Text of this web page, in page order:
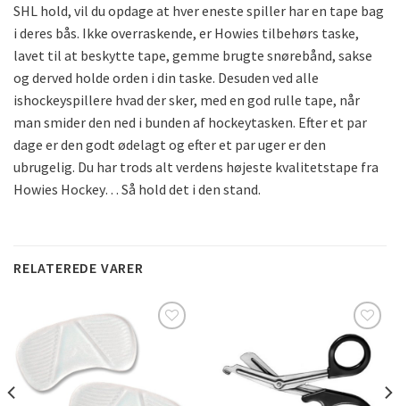
SHL hold, vil du opdage at hver eneste spiller har en tape bag
i deres bås. Ikke overraskende, er Howies tilbehørs taske,
lavet til at beskytte tape, gemme brugte snørebånd, sakse
og derved holde orden i din taske. Desuden ved alle
ishockeyspillere hvad der sker, med en god rulle tape, når
man smider den ned i bunden af hockeytasken. Efter et par
dage er den godt ødelagt og efter et par uger er den
ubrugelig. Du har trods alt verdens højeste kvalitetstape fra
Howies Hockey… Så hold det i den stand.
RELATEREDE VARER
Add to